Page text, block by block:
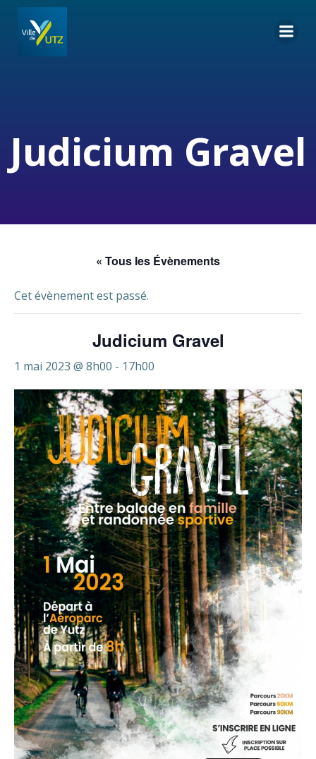
Judicium Gravel
« Tous les Évènements
Cet évènement est passé.
Judicium Gravel
1 mai 2023 @ 8h00 - 17h00